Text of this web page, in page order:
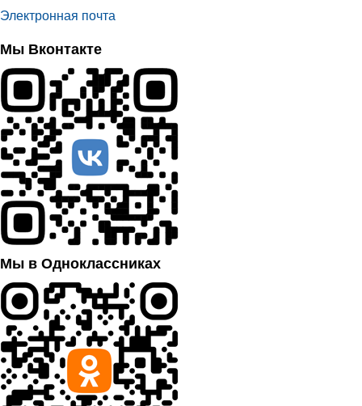
Электронная почта
Мы Вконтакте
Мы в Одноклассниках